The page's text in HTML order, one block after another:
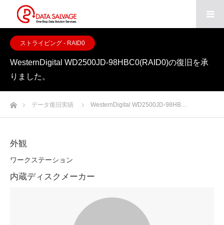
ストライピング - RAID0
WesternDigital WD2500JD-98HBC0(RAID0)の復旧を承
りました。
ホームデータ復旧実績 WesternDigital WD2500JD-98HB…
外観
ワークステーション
内蔵ディスクメーカー